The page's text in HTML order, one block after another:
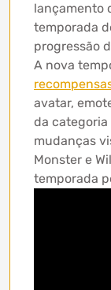
lançamento
temporada
progressão
A nova
avatar,
da categoria
mudanças
Monster e
temporada